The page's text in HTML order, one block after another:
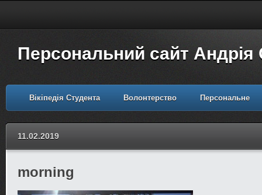
Персональний сайт Андрія
Вікіпедія Студента Волонтерство Персональне
11.02.2019
morning